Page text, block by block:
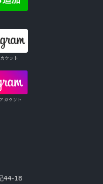
ウント
カウント
44-18